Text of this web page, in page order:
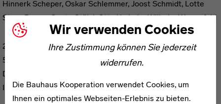
Wir verwenden Cookies
Ihre Zustimmung können Sie jederzeit
widerrufen.
Die Bauhaus Kooperation verwendet Cookies, um
Ihnen ein optimales Webseiten-Erlebnis zu bieten.
Hinnerk Scheper, Oskar Schlemmer, Joost Schmidt, Lotte
Stam-Beese, Gunta Stölzl, Otto Umbehr, Wilhelm Wagenfeld
2019, Kerber Verlag, Bielefeld
520 Seiten, 456 farbige und 88 s/w Abbildungen, Hardcover
Deutsch/Englisch (zweisprachig)
ISBN 978-3-7356-0558-0